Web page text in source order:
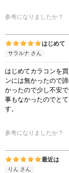
参考になりましたか？
はじめて
サラルナ さん
はじめてカラコンを
ンには無かったので
かったので少し不安
事もなかったのでと
す。
参考になりましたか？
最近は
りん さん